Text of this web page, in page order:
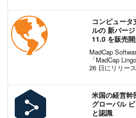
合をさらに強
コンピュー
ルの 新バー
11.0 を販売
MadCap
「MadCap
26 日にリリー
米国の経営幹
グローバル
と認識